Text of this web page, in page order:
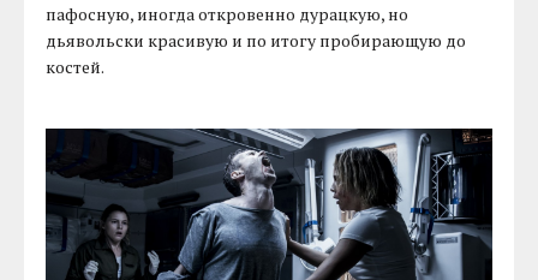
пафосную, иногда откровенно дурацкую, но
дьявольски красивую и по итогу пробирающую до
костей.